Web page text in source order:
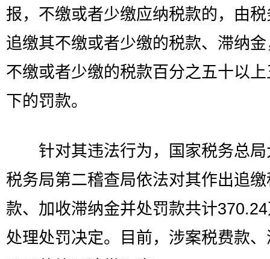
报，不缴或者少缴应纳税款的，由
追缴其不缴或者少缴的税款、滞纳
不缴或者少缴的税款百分之五十以
下的罚款。
针对其违法行为，国家税务总局
税务局第二稽查局依法对其作出追
款、加收滞纳金并处罚款共计
处理处罚决定。目前，涉案税费款